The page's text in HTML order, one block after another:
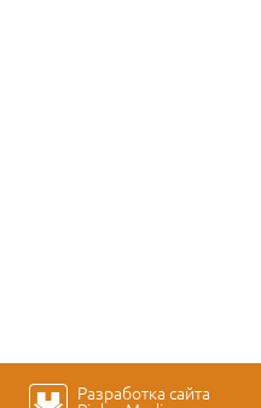
Разработка сайта